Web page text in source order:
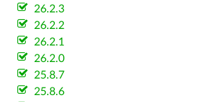
26.2.3
26.2.2
26.2.1
26.2.0
25.8.7
25.8.6